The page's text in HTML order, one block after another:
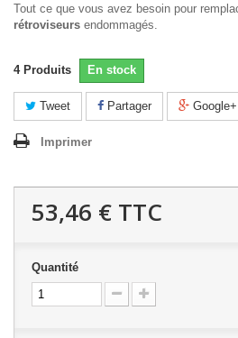
Tout ce que vous avez besoin pour
rétroviseurs endommagés.
4 Produits En stock
Tweet Partager Google+
Imprimer
53,46 € TTC
Quantité